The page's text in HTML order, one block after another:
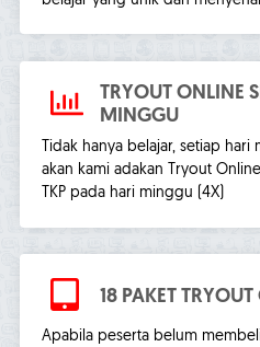
TRYOUT ONLINE
MINGGU
Tidak hanya belajar, setiap
akan kami adakan Tryout Online
TKP pada hari minggu (4X)
18 PAKET TRYOUT
Apabila peserta belum